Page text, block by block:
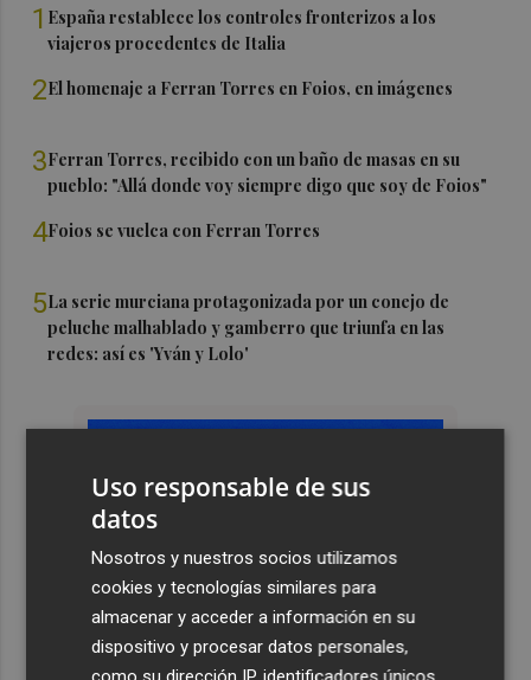
1 España restablece los controles fronterizos a los
viajeros procedentes de Italia
2El homenaje a Ferran Torres en Foios, en imágenes
3Ferran Torres, recibido con un baño de masas en su
pueblo: "Allá donde voy siempre digo que soy de Foios"
4Foios se vuelca con Ferran Torres
5La serie murciana protagonizada por un conejo de
peluche malhablado y gamberro que triunfa en las
redes: así es 'Yván y Lolo'
Uso responsable de sus
datos
Nosotros y nuestros socios utilizamos
cookies y tecnologías similares para
almacenar y acceder a información en su
dispositivo y procesar datos personales,